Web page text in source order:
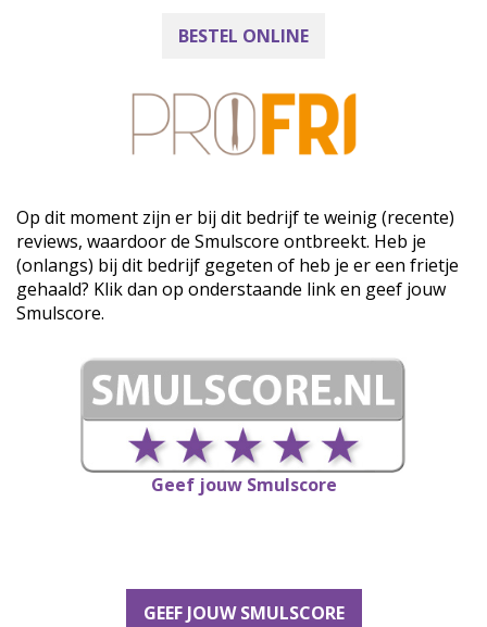
BESTEL ONLINE
Op dit moment zijn er bij dit bedrijf te weinig (recente)
reviews, waardoor de Smulscore ontbreekt. Heb je
(onlangs) bij dit bedrijf gegeten of heb je er een frietje
gehaald? Klik dan op onderstaande link en geef jouw
Smulscore.
Geef jouw Smulscore
GEEF JOUW SMULSCORE